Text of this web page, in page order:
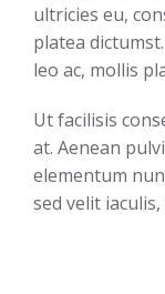
ultricies eu,
platea
leo ac, mollis
Ut facilisis
at. Aenean
elementum
sed velit